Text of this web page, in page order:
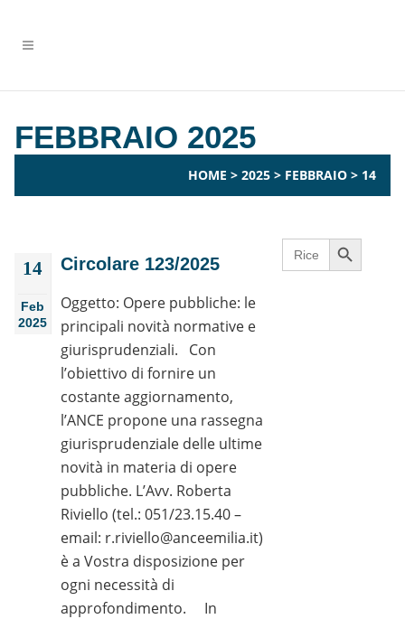
FEBBRAIO 2025
HOME > 2025 > FEBBRAIO > 14
14
Feb
2025
Circolare 123/2025
Oggetto: Opere pubbliche: le
principali novità normative e
giurisprudenziali. Con
l’obiettivo di fornire un
costante aggiornamento,
l’ANCE propone una rassegna
giurisprudenziale delle ultime
novità in materia di opere
pubbliche. L’Avv. Roberta
Riviello (tel.: 051/23.15.40 –
email: r.riviello@anceemilia.it)
è a Vostra disposizione per
ogni necessità di
approfondimento. In
Search
for:
Search Button